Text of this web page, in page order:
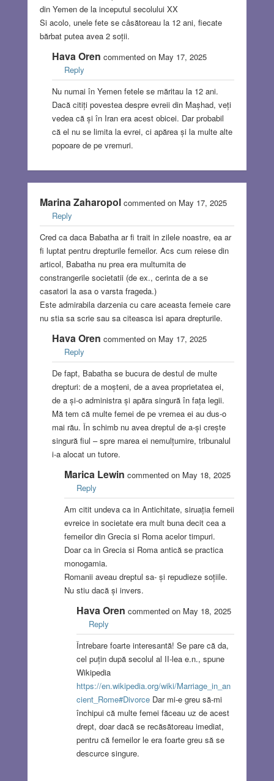
din Yemen de la inceputul secolului XX
Si acolo, unele fete se câsătoreau la 12 ani, fiecate
bărbat putea avea 2 soții.
Hava Oren commented on May 17, 2025
Reply
Nu numai în Yemen fetele se măritau la 12 ani.
Dacă citiți povestea despre evreii din Mașhad, veți
vedea că și în Iran era acest obicei. Dar probabil
că el nu se limita la evrei, ci apărea și la multe alte
popoare de pe vremuri.
Marina Zaharopol commented on May 17, 2025
Reply
Cred ca daca Babatha ar fi trait in zilele noastre, ea ar
fi luptat pentru drepturile femeilor. Acs cum reiese din
articol, Babatha nu prea era multumita de
constrangerile societatii (de ex., cerinta de a se
casatori la asa o varsta frageda.)
Este admirabila darzenia cu care aceasta femeie care
nu stia sa scrie sau sa citeasca isi apara drepturile.
Hava Oren commented on May 17, 2025
Reply
De fapt, Babatha se bucura de destul de multe
drepturi: de a moșteni, de a avea proprietatea ei,
de a și-o administra și apăra singură în fața legii.
Mă tem că multe femei de pe vremea ei au dus-o
mai rău. În schimb nu avea dreptul de a-și crește
singură fiul – spre marea ei nemulțumire, tribunalul
i-a alocat un tutore.
Marica Lewin commented on May 18, 2025
Reply
Am citit undeva ca in Antichitate, siruația femeii
evreice in societate era mult buna decit cea a
femeilor din Grecia si Roma acelor timpuri.
Doar ca in Grecia si Roma antică se practica
monogamia.
Romanii aveau dreptul sa- și repudieze soțiile.
Nu stiu dacă și invers.
Hava Oren commented on May 18, 2025
Reply
Întrebare foarte interesantă! Se pare că da,
cel puțin după secolul al II-lea e.n., spune
Wikipedia
https://en.wikipedia.org/wiki/Marriage_in_an
cient_Rome#DivorceDar mi-e greu să-mi
închipui că multe femei făceau uz de acest
drept, doar dacă se recăsătoreau imediat,
pentru că femeilor le era foarte greu să se
descurce singure.